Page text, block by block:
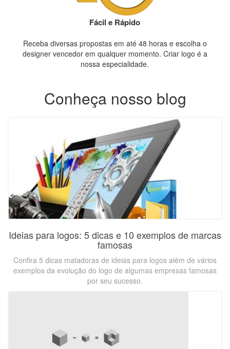
Fácil e Rápido
Receba diversas propostas em até 48 horas e escolha o
designer vencedor em qualquer momento. Criar logo é a
nossa especialidade.
Conheça nosso blog
Ideias para logos: 5 dicas e 10 exemplos de marcas
famosas
Confira 5 dicas matadoras de ideias para logos além de vários
exemplos da evolução do logo de algumas empresas famosas
por seu sucesso.